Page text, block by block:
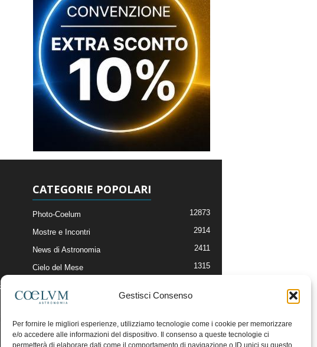
Gestisci Consenso
Per fornire le migliori esperienze, utilizziamo tecnologie come i cookie per memorizzare
e/o accedere alle informazioni del dispositivo. Il consenso a queste tecnologie ci
permetterà di elaborare dati come il comportamento di navigazione o ID unici su questo
CATEGORIE POPOLARI
Photo-Coelum 12873
Mostre e Incontri 2914
News di Astronomia 2411
Cielo del Mese 1315
Articoli e Risorse On-Line
Il Blog della Redazione